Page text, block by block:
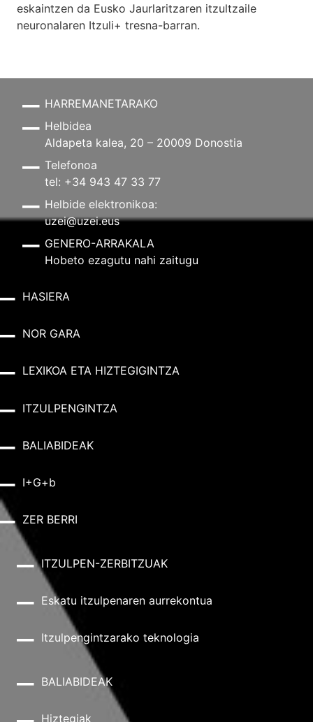
eskaintzen da Eusko Jaurlaritzaren itzultzaile
neuronalaren Itzuli+ tresna-barran.
HARREMANETARAKO
Helbidea
Aldapeta kalea, 20 – 20009 Donostia
Telefonoa
tel: +34 943 47 33 77
Helbide elektronikoa:
uzei@uzei.eus
GENERO-ARRAKALA
Hobeto ezagutu nahi zaitugu
HASIERA
NOR GARA
LEXIKOA ETA HIZTEGIGINTZA
ITZULPENGINTZA
BALIABIDEAK
I+G+b
ZER BERRI
ITZULPEN-ZERBITZUAK
Eskatu itzulpenaren aurrekontua
Itzulpengintzarako teknologia
BALIABIDEAK
Hiztegiak